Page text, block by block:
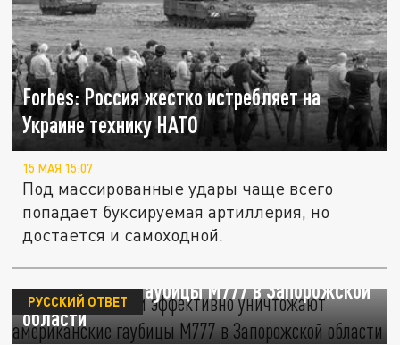
Forbes: Россия жестко истребляет на
Украине технику НАТО
15 МАЯ 15:07
Под массированные удары чаще всего
попадает буксируемая артиллерия, но
достается и самоходной.
Бойцы ВС России эффективно уничтожают
американские гаубицы М777 в Запорожской
области
РУССКИЙ ОТВЕТ